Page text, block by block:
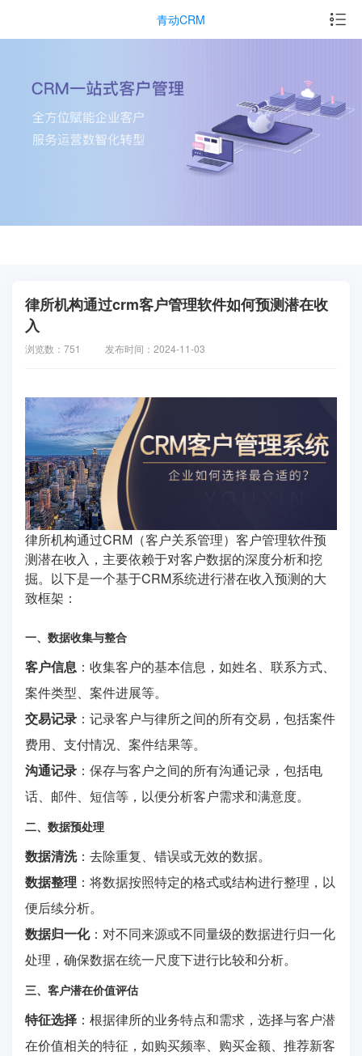
青动CRM
律所机构通过crm客户管理软件如何预测潜在收
入
浏览数：751 发布时间：2024-11-03
律所机构通过CRM（客户关系管理）客户管理软件预
测潜在收入，主要依赖于对客户数据的深度分析和挖
掘。以下是一个基于CRM系统进行潜在收入预测的大
致框架：
一、数据收集与整合
客户信息 ：收集客户的基本信息，如姓名、联系方式、
案件类型、案件进展等。
交易记录 ：记录客户与律所之间的所有交易，包括案件
费用、支付情况、案件结果等。
沟通记录 ：保存与客户之间的所有沟通记录，包括电
话、邮件、短信等，以便分析客户需求和满意度。
二、数据预处理
数据清洗：去除重复、错误或无效的数据。
数据整理 ：将数据按照特定的格式或结构进行整理，以
便后续分析。
数据归一化：对不同来源或不同量级的数据进行归一化
处理，确保数据在统一尺度下进行比较和分析。
三、客户潜在价值评估
特征选择 ：根据律所的业务特点和需求，选择与客户潜
在价值相关的特征，如购买频率、购买金额、推荐新客